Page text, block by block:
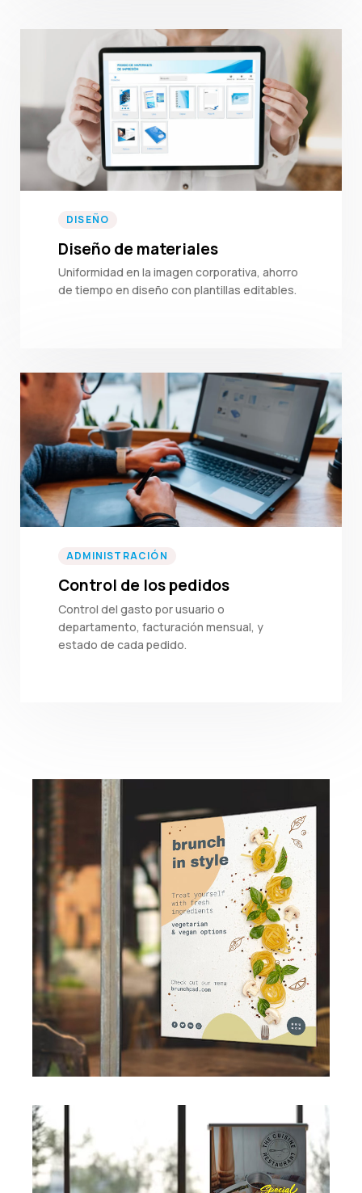
DISEÑO
Diseño de materiales
Uniformidad en la imagen corporativa, ahorro
de tiempo en diseño con plantillas editables.
ADMINISTRACIÓN
Control de los pedidos
Control del gasto por usuario o
departamento, facturación mensual, y
estado de cada pedido.